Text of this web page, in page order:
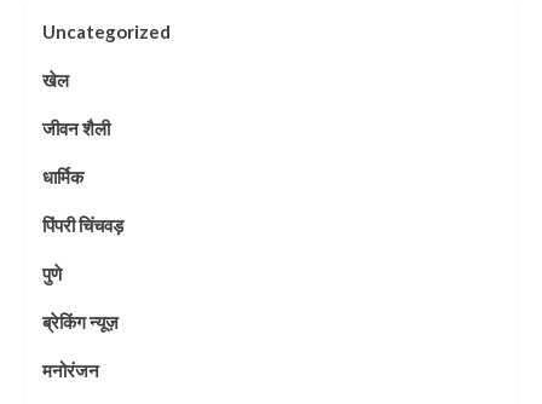
Uncategorized
खेल
जीवन शैली
धार्मिक
पिंपरी चिंचवड़
पुणे
ब्रेकिंग न्यूज़
मनोरंजन